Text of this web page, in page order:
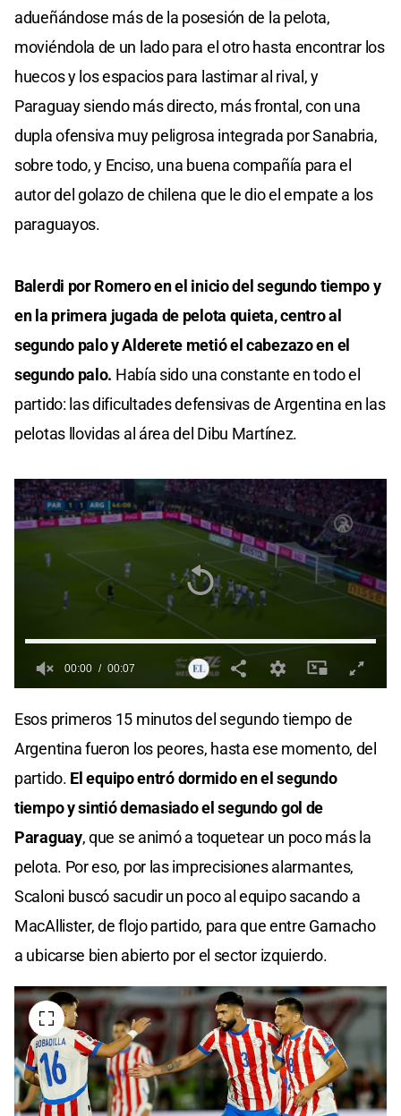
adueñándose más de la posesión de la pelota,
moviéndola de un lado para el otro hasta encontrar los
huecos y los espacios para lastimar al rival, y
Paraguay siendo más directo, más frontal, con una
dupla ofensiva muy peligrosa integrada por Sanabria,
sobre todo, y Enciso, una buena compañía para el
autor del golazo de chilena que le dio el empate a los
paraguayos.
Balerdi por Romero en el inicio del segundo tiempo y
en la primera jugada de pelota quieta, centro al
segundo palo y Alderete metió el cabezazo en el
segundo palo. Había sido una constante en todo el
partido: las dificultades defensivas de Argentina en las
pelotas llovidas al área del Dibu Martínez.
of
seconds
00:00 00:07
Esos primeros 15 minutos del segundo tiempo de
Argentina fueron los peores, hasta ese momento, del
partido. El equipo entró dormido en el segundo
tiempo y sintió demasiado el segundo gol de
Paraguay, que se animó a toquetear un poco más la
pelota. Por eso, por las imprecisiones alarmantes,
Scaloni buscó sacudir un poco al equipo sacando a
MacAllister, de flojo partido, para que entre Garnacho
a ubicarse bien abierto por el sector izquierdo.